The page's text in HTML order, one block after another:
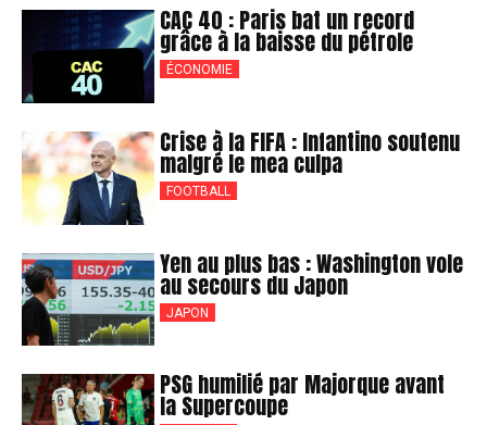
CAC 40 : Paris bat un record
grâce à la baisse du pétrole
ÉCONOMIE
Crise à la FIFA : Infantino soutenu
malgré le mea culpa
FOOTBALL
Yen au plus bas : Washington vole
au secours du Japon
JAPON
PSG humilié par Majorque avant
la Supercoupe